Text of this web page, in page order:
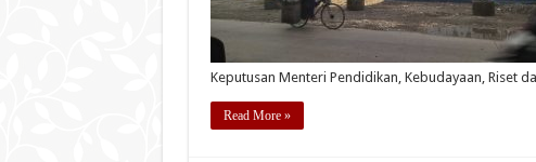
Keputusan Menteri Pendidikan, Kebudayaan, Riset
Read More »